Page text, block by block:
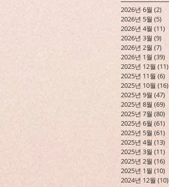
2026년 6월 (2)
2026년 5월 (5)
2026년 4월 (11)
2026년 3월 (9)
2026년 2월 (7)
2026년 1월 (39)
2025년 12월 (11)
2025년 11월 (6)
2025년 10월 (16)
2025년 9월 (47)
2025년 8월 (69)
2025년 7월 (80)
2025년 6월 (61)
2025년 5월 (61)
2025년 4월 (13)
2025년 3월 (11)
2025년 2월 (16)
2025년 1월 (10)
2024년 12월 (10)